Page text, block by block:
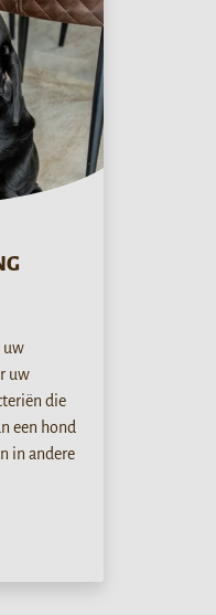
uw
uw
die
een hond
in andere